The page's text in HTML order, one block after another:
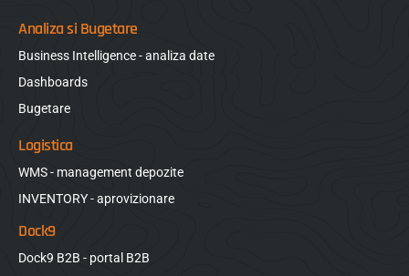
Analiza si Bugetare
Business Intelligence - analiza date
Dashboards
Bugetare
Logistica
WMS - management depozite
INVENTORY - aprovizionare
Dock9
Dock9 B2B - portal B2B